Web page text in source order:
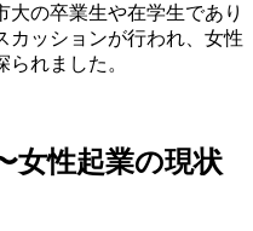
の卒業生や在学生であり
カッションが行われ、女性
れました。
女性起業の現状